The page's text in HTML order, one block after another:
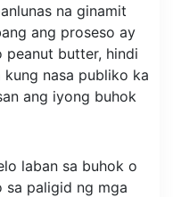
na ginamit
ang proseso ay
peanut butter, hindi
nasa publiko ka
ang iyong buhok
laban sa buhok o
sa paligid ng mga